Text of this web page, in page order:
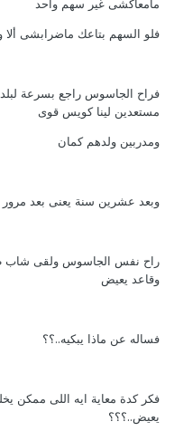
مامعاكشى غير سهم واحد
فلو السهم بتاعك ماضرابشى ألا
فراح الجاسوس راجع بسرعة
مستعدين لينا كويس قوى
ومدربين ولدهم كمان
وبعد عشرين سنة يعنى بعد مرور
راح نفس الجاسوس ولقى شاب
وقاعد يعيض
فساله عن ماذا يبكيه..؟؟
فكر كدة معاية ايه اللى ممكن
يعيض..؟؟؟